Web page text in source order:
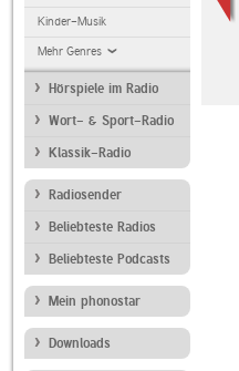
Kinder-Musik
Mehr Genres
Hörspiele im Radio
Wort- & Sport-Radio
Klassik-Radio
Radiosender
Beliebteste Radios
Beliebteste Podcasts
Mein phonostar
Downloads
1LIVE